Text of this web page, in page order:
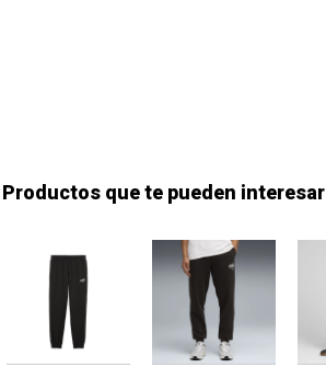
Productos que te pueden interesar